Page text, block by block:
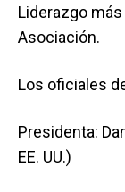
Liderazgo
Asociación.
Los oficiales
Presidenta:
EE. UU.)